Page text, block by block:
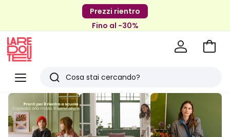
Prezzi rientro
Fino al -30%
Menu
Redoute
Ricerca
Ultimi
articoli
visti
Vai